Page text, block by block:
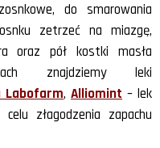
do smarowania
zetrzeć na miazgę,
oraz pół kostki masła
znajdziemy leki
Labofarm, Alliomint – lek
złagodzenia zapachu